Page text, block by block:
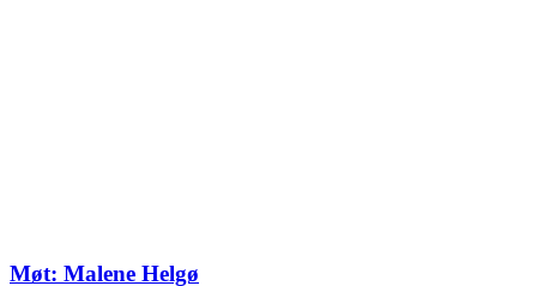
Møt: Malene Helgø